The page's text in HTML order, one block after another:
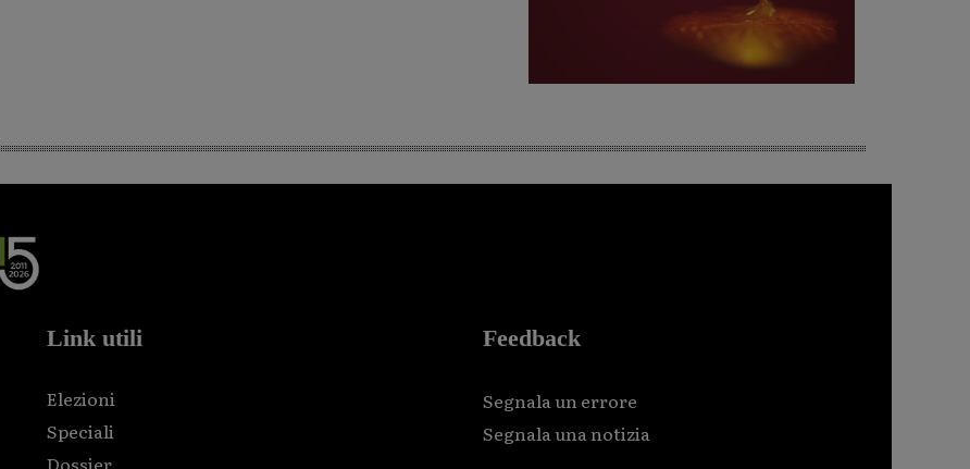
Link utili
Elezioni
Speciali
Dossier
Feedback
Segnala un errore
Segnala una notizia